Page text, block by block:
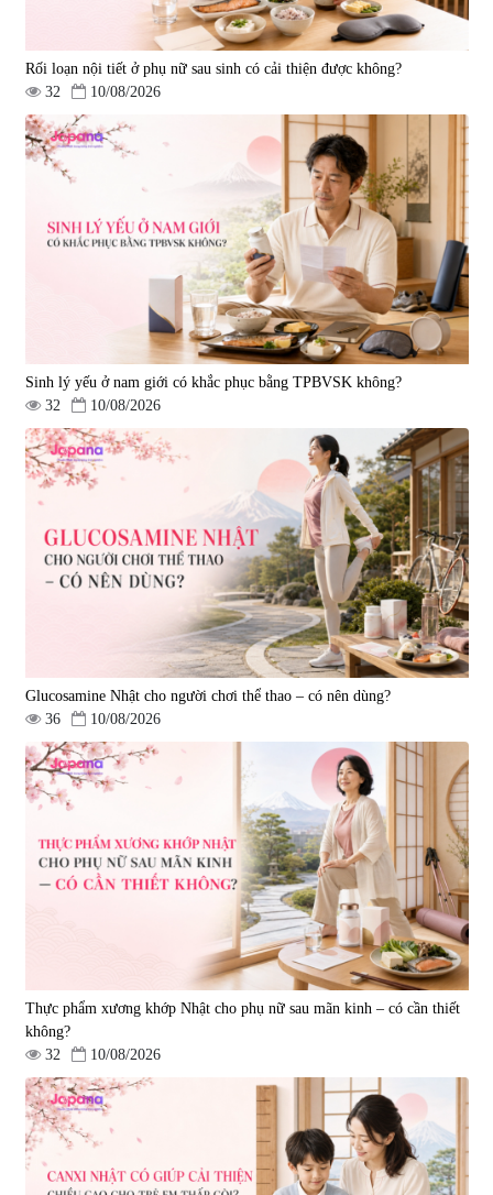
Rối loạn nội tiết ở phụ nữ sau sinh có cải thiện được không?
32
10/08/2026
Sinh lý yếu ở nam giới có khắc phục bằng TPBVSK không?
32
10/08/2026
Glucosamine Nhật cho người chơi thể thao – có nên dùng?
36
10/08/2026
Thực phẩm xương khớp Nhật cho phụ nữ sau mãn kinh – có cần thiết
không?
32
10/08/2026